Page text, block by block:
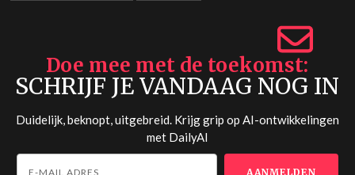
Doe mee met de toekomst
SCHRIJF JE VANDAAG NOG IN
Duidelijk, beknopt, uitgebreid. Krijg grip op AI-ontwikkelingen
met DailyAI